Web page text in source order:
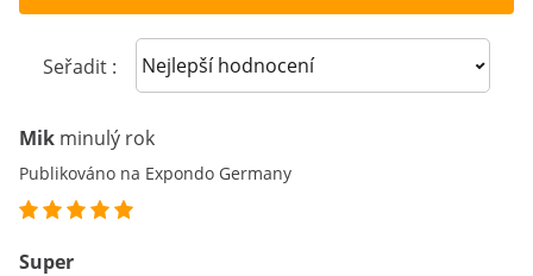
Seřadit : Sort reviews
Mik minulý rok
Publikováno na Expondo Germany
Super